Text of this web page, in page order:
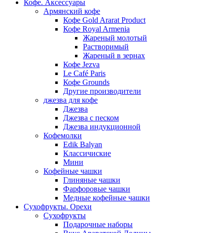
Кофе. Аксессуары
Армянский кофе
Кофе Gold Ararat Product
Кофе Royal Armenia
Жареный молотый
Растворимый
Жареный в зернах
Кофе Jezva
Le Café Paris
Кофе Grounds
Другие производители
джезва для кофе
Джезва
Джезва с песком
Джезва индукционной
Кофемолки
Edik Balyan
Классичиские
Мини
Кофейные чашки
Глиняные чашки
Фарфоровые чашки
Медные кофейные чашки
Сухофрукты. Орехи
Сухофрукты
Подарочные наборы